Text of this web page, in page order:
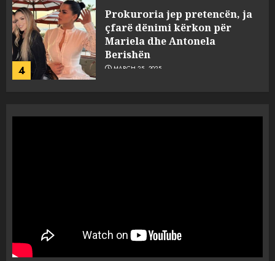
4
Prokuroria jep pretencën, ja
çfarë dënimi kërkon për
Mariela dhe Antonela
Berishën
MARCH 25, 2025
“bosen” Joana Nano për
abuzim me fondet publike dhe